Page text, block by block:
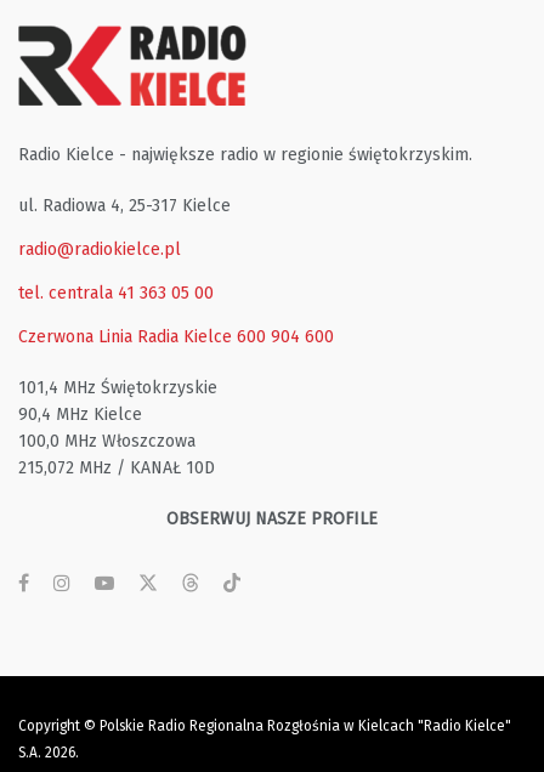
Radio Kielce - największe radio w regionie świętokrzyskim.
ul. Radiowa 4, 25-317 Kielce
radio@radiokielce.pl
tel. centrala 41 363 05 00
Czerwona Linia Radia Kielce 600 904 600
101,4 MHz Świętokrzyskie
90,4 MHz Kielce
100,0 MHz Włoszczowa
215,072 MHz / KANAŁ 10D
OBSERWUJ NASZE PROFILE
Copyright © Polskie Radio Regionalna Rozgłośnia w Kielcach "Radio Kielce"
S.A. 2026.